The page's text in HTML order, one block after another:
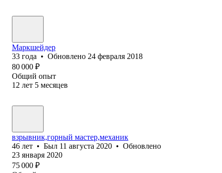
Маркшейдер
33 года • Обновлено 24 февраля 2018
80 000 ₽
Общий опыт
12 лет 5 месяцев
взрывник,горный мастер,механик
46 лет • Был 11 августа 2020 • Обновлено
23 января 2020
75 000 ₽